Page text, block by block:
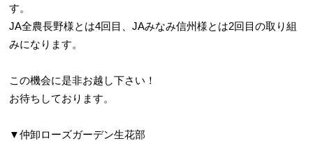
す。
JA全農長野様とは4回目、JAみなみ信州様とは2回目の取り組
みになります。
この機会に是非お越し下さい！
お待ちしております。
▼仲卸ローズガーデン生花部